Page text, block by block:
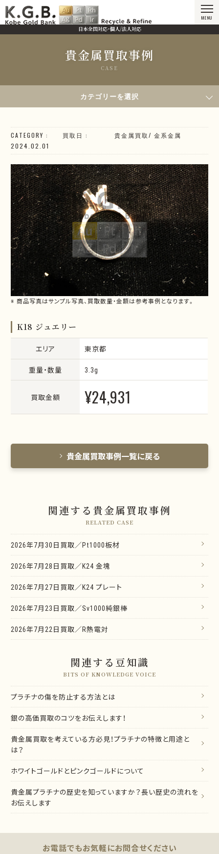
日本全国対応・個人/法人対応
MENU
貴金属買取事例
CASE
2024年2月1日買取／K18 ジュエリー
カテゴリーを選択
CATEGORY 貴金属買取/ 金系金属
買取日
2024.02.01
※ 商品写真はサンプル写真、買取数量・金額は参考事例となります。
K18 ジュエリー
エリア 東京都
重量・数量 3.3g
買取金額 ¥24,931
貴金属買取事例一覧に戻る
関連する貴金属買取事例
RELATED CASE
2026年7月30日買取／Pt1000板材
2026年7月28日買取／K24 金塊
2026年7月27日買取／K24 プレート
2026年7月23日買取／Sv1000純銀棒
2026年7月22日買取／R熱電対
関連する豆知識
BITS OF KNOWLEDGE VOICE
プラチナの傷を防止する方法とは
銀の高価買取のコツをお伝えします！
貴金属買取を考えている方必見！プラチナの特徴と用途と
は？
ホワイトゴールドとピンクゴールドについて
貴金属プラチナの歴史を知っていますか？長い歴史の流れを
お伝えします
お電話でもお気軽にお問合せください